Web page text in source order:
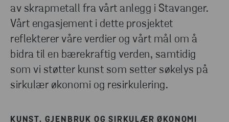
av skrapmetall fra vårt anlegg i Stavanger.
Vårt engasjement i dette prosjektet
reflekterer våre verdier og vårt mål om å
bidra til en bærekraftig verden, samtidig
som vi støtter kunst som setter søkelys på
sirkulær økonomi og resirkulering.
KUNST, GJENBRUK OG SIRKULÆR ØKONOMI